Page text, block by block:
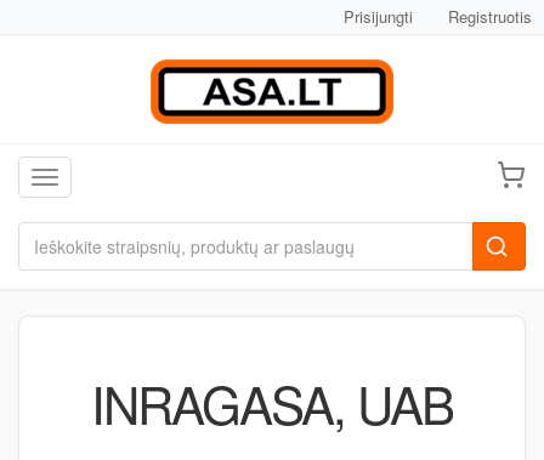
Prisijungti Registruotis
Toggle navigation
INRAGASA, UAB